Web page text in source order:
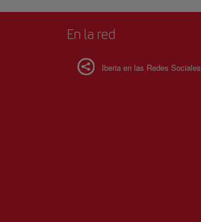
En la red
Iberia en las Redes Sociales